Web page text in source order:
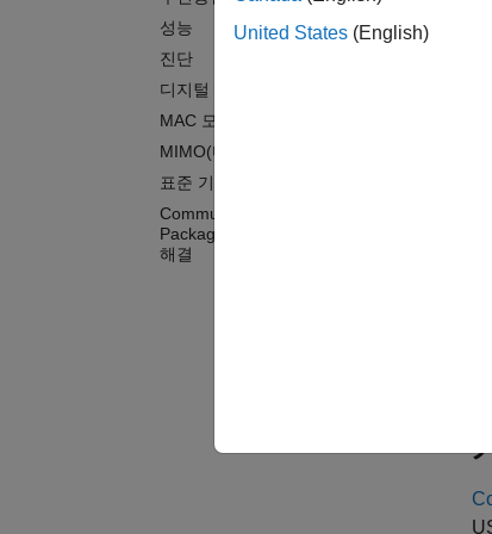
성능
진단
디지털 변조
MAC 모델링
MIMO(다중 입력/다중 출력) 모델링
표준 기반 모델링
Communications Toolbox Support
Package for USRP Radio 문제
해결
United States (English)